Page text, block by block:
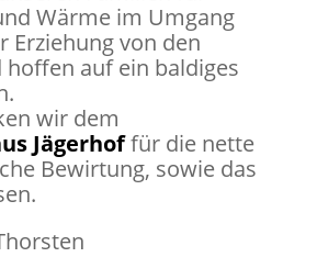
Wärme im Umgang
Erziehung von den
auf ein baldiges
wir dem
Jägerhoffür die nette
Bewirtung, sowie das